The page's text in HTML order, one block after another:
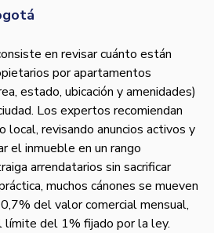
en revisar cuánto están
por apartamentos
estado, ubicación y amenidades)
Los expertos recomiendan
local, revisando anuncios activos y
el inmueble en un rango
arrendatarios sin sacrificar
muchos cánones se mueven
del valor comercial mensual,
límite del 1% fijado por la ley.